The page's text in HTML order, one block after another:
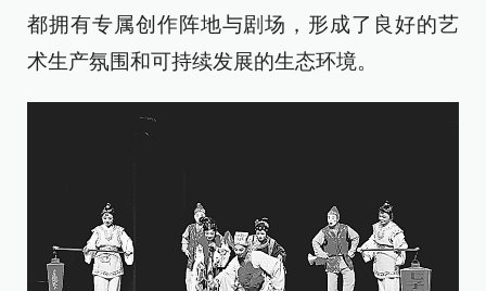
都拥有专属创作阵地与剧场，形成了良好的艺
术生产氛围和可持续发展的生态环境。